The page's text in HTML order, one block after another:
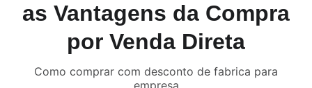
as Vantagens da Compra
por Venda Direta
Como comprar com desconto de fabrica para
empresa